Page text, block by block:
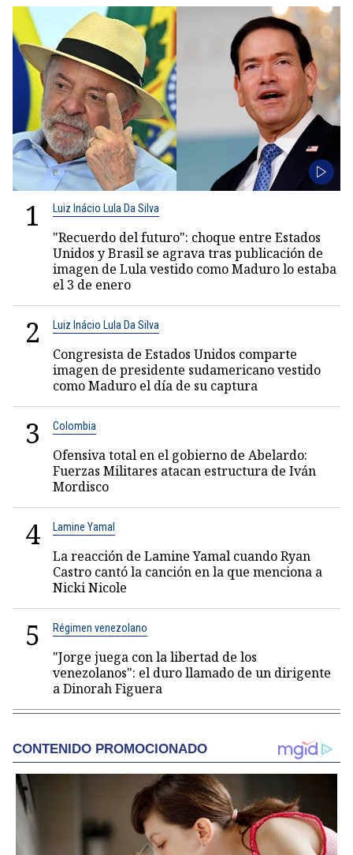
1 Luiz Inácio Lula Da Silva
"Recuerdo del futuro": choque entre Estados
Unidos y Brasil se agrava tras publicación de
imagen de Lula vestido como Maduro lo estaba
el 3 de enero
2 Luiz Inácio Lula Da Silva
Congresista de Estados Unidos comparte
imagen de presidente sudamericano vestido
como Maduro el día de su captura
3 Colombia
Ofensiva total en el gobierno de Abelardo:
Fuerzas Militares atacan estructura de Iván
Mordisco
4 Lamine Yamal
La reacción de Lamine Yamal cuando Ryan
Castro cantó la canción en la que menciona a
Nicki Nicole
5 Régimen venezolano
"Jorge juega con la libertad de los
venezolanos": el duro llamado de un dirigente
a Dinorah Figuera